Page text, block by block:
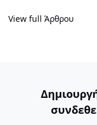
View full Άρθρου